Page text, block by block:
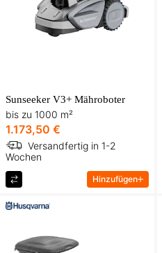
Sunseeker V3+ Mähroboter
bis zu 1000 m²
1.173,50 €
Versandfertig in 1-2
Wochen
Hinzufügen